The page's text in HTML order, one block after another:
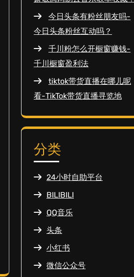
今日头条有粉丝朋友吗-
今日头条粉丝互动吗？
千川粉怎么开橱窗赚钱-
千川橱窗盈利法
tiktok带货直播在哪儿呢
看-TikTok带货直播寻览地
分类
24小时自助平台
BILIBILI
QQ音乐
头条
小红书
微信公众号